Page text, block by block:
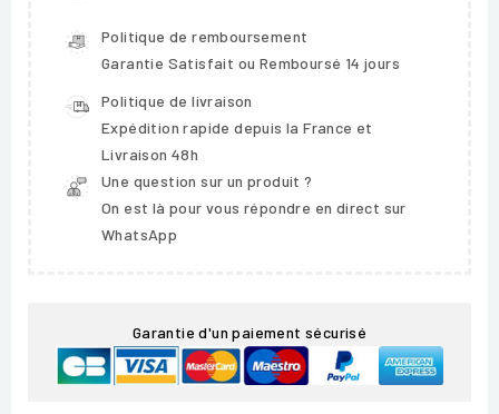
Politique de remboursement
Garantie Satisfait ou Remboursé 14 jours
Politique de livraison
Expédition rapide depuis la France et
Livraison 48h
Une question sur un produit ?
On est là pour vous répondre en direct sur
WhatsApp
Garantie d'un paiement sécurisé